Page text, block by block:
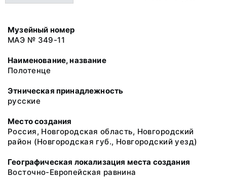
Музейный номер
МАЭ № 349-11
Наименование, название
Полотенце
Этническая принадлежность
русские
Место создания
Россия, Новгородская область, Новгородский
район (Новгородская губ., Новгородский уезд)
Географическая локализация места создания
Восточно-Европейская равнина